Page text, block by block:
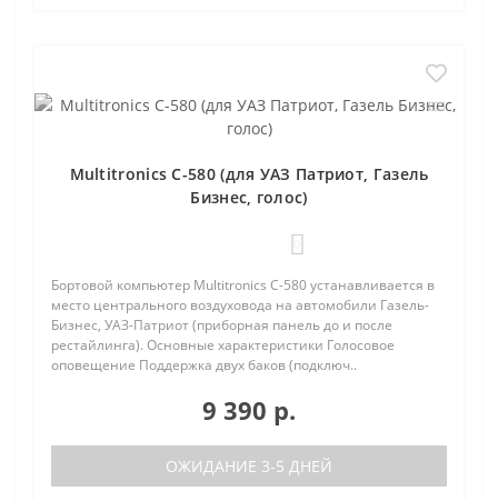
Multitronics C-580 (для УАЗ Патриот, Газель
Бизнес, голос)
Бортовой компьютер Multitronics C-580 устанавливается в
место центрального воздуховода на автомобили Газель-
Бизнес, УАЗ-Патриот (приборная панель до и после
рестайлинга). Основные характеристики Голосовое
оповещение Поддержка двух баков (подключ..
9 390 р.
ОЖИДАНИЕ 3-5 ДНЕЙ